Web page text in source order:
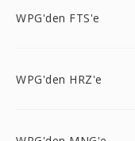
WPG'den FTS'e
WPG'den HRZ'e